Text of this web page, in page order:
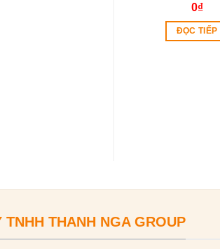
0₫
ĐỌC TIẾP
TNHH THANH NGA GROUP